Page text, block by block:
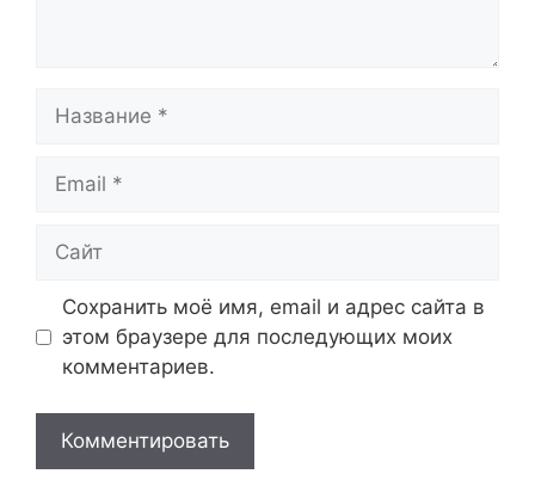
Название
Email
Сайт
Сохранить моё имя, email и адрес сайта в
этом браузере для последующих моих
комментариев.